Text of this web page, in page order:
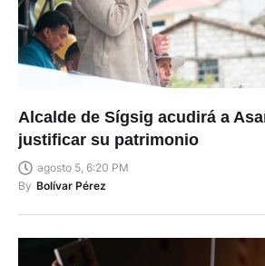
Alcalde de Sígsig acudirá a
justificar su patrimonio
agosto 5, 6:20 PM
By Bolívar Pérez